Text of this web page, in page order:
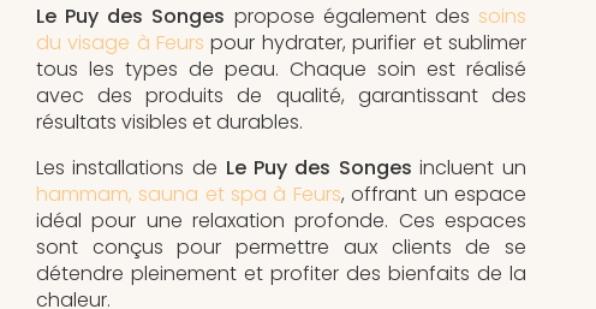
Le Puy des Songes propose également des soins
du visage à Feurs pour hydrater, purifier et sublimer
tous les types de peau. Chaque soin est réalisé
avec des produits de qualité, garantissant des
résultats visibles et durables.
Les installations de Le Puy des Songes incluent un
hammam, sauna et spa à Feurs, offrant un espace
idéal pour une relaxation profonde. Ces espaces
sont conçus pour permettre aux clients de se
détendre pleinement et profiter des bienfaits de la
chaleur.